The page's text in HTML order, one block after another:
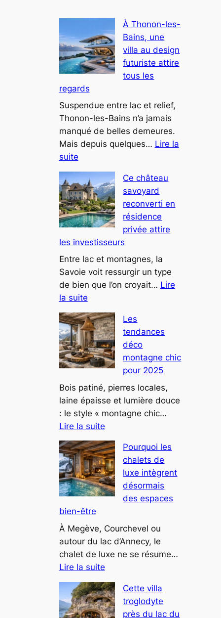
À Thonon-les-
Bains, une
villa au design
futuriste attire
tous les
regards
Suspendue entre lac et relief,
Thonon-les-Bains n’a jamais
manqué de belles demeures.
Mais depuis quelques… Lire la
suite:
À
Thonon-
les-
Bains,
une
au
design
futuriste
attire
tous
les
regards
Ce château
savoyard
reconverti en
résidence
privée attire
les investisseurs
Entre lac et montagnes, la
Savoie voit ressurgir un type
de bien que l’on croyait… Lire
la suite:
Ce
château
savoyard
reconverti
en
résidence
privée
attire
les
investisseurs
Les
tendances
déco
montagne chic
pour 2025
Bois patiné, pierres locales,
laine épaisse et lumière douce
: le style « montagne chic…
Lire la suite:
Les
tendances
déco
montagne
chic
Pourquoi les
chalets de
luxe intègrent
désormais
des espaces
bien-être
À Megève, Courchevel ou
autour du lac d’Annecy, le
chalet de luxe ne se résume…
Lire la suite:
les
chalets
Cette villa
troglodyte
près du lac du